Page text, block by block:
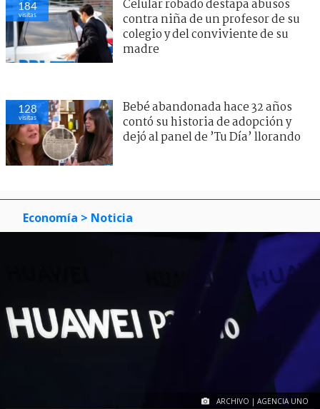
184
visitas
Celular robado destapa abusos
contra niña de un profesor de su
colegio y del conviviente de su
madre
128
visitas
Bebé abandonada hace 32 años
contó su historia de adopción y
dejó al panel de ’Tu Día’ llorando
Economía > Noticia
ARCHIVO | AGENCIA UNO